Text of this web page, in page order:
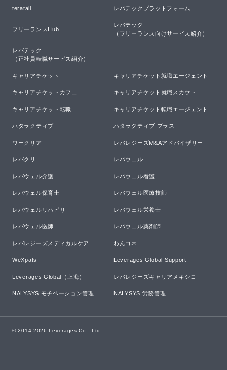
teratail レバテックプラットフォーム
フリーランスHub
レバテック
（フリーランス向けサービス紹介）
レバテック
（正社員転職サービス紹介）
キャリアチケット キャリアチケット就職エージェント
キャリアチケットカフェ キャリアチケット就職スカウト
キャリアチケット転職 キャリアチケット転職エージェント
ハタラクティブ ハタラクティブ プラス
ワークリア レバレジーズM&Aアドバイザリー
レバクリ レバウェル
レバウェル介護 レバウェル看護
レバウェル保育士 レバウェル医療技師
レバウェルリハビリ レバウェル栄養士
レバウェル医師 レバウェル薬剤師
レバレジーズメディカルケア わんコネ
WeXpats Leverages Global Support
Leverages Global（上海） レバレジーズキャリアメキシコ
NALYSYS モチベーション管理 NALYSYS 労務管理
© 2014-2026 Leverages Co., Ltd.